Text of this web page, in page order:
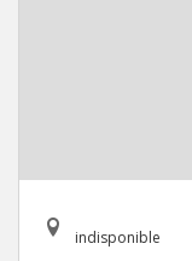
indisponible